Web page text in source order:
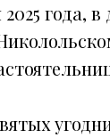
2025 года,